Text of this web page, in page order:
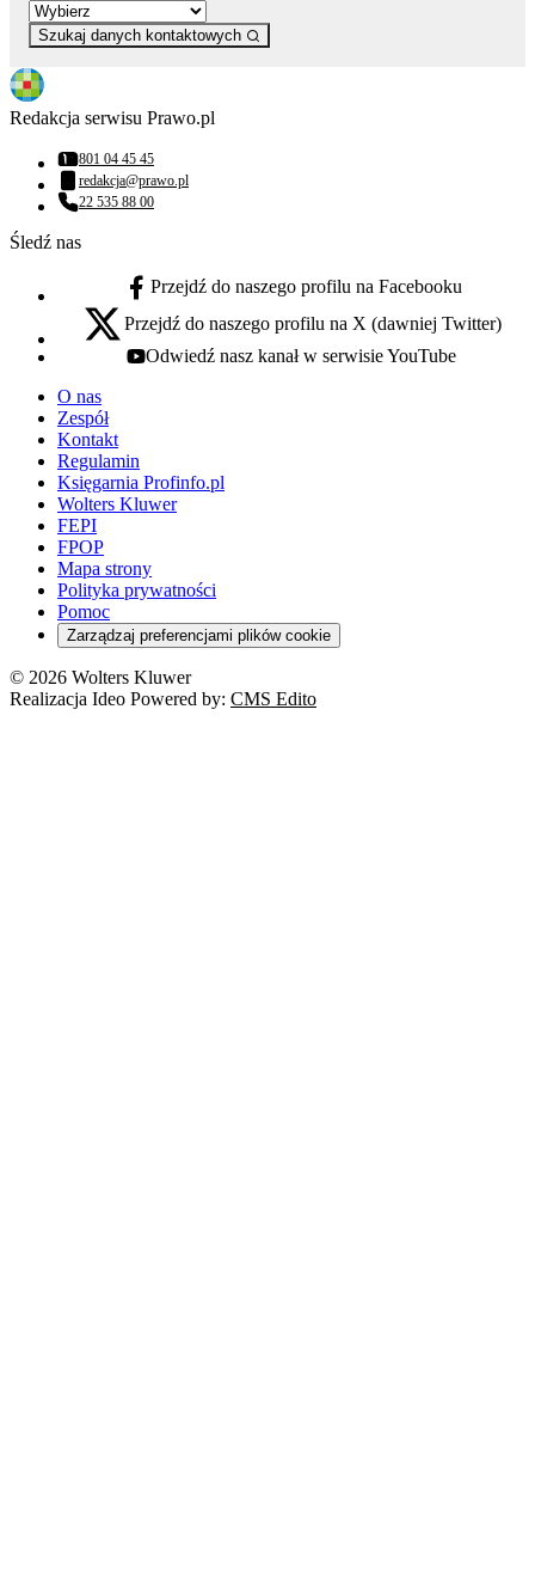
Szukaj danych kontaktowych
Redakcja serwisu Prawo.pl
Numer telefonu:
801 04 45 45
Adres email:
redakcja@prawo.pl
Numer telefonu:
22 535 88 00
Śledź nas
facebook - otwiera się w nowej karcie
Przejdź do naszego profilu na Facebooku
x - otwiera się w nowej karcie
Przejdź do naszego profilu na X (dawniej Twitter)
youtube - otwiera się w nowej karcie
Odwiedź nasz kanał w serwisie YouTube
O nas
Zespół
Kontakt
Regulamin
Księgarnia Profinfo.pl
Wolters Kluwer
FEPI
FPOP
Mapa strony
Polityka prywatności
Pomoc
Zarządzaj preferencjami plików cookie
© 2026 Wolters Kluwer
Realizacja Ideo Powered by: CMS Edito